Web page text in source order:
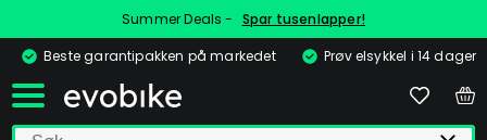
Summer Deals - Spar tusenlapper!
Beste garantipakken på markedet
Prøv elsykkel i 14 dager